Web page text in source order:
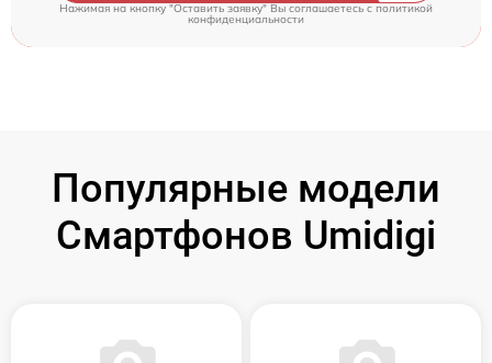
Нажимая на кнопку "Оставить заявку" Вы соглашаетесь c политикой
конфиденциальности
Популярные модели
Смартфонов Umidigi